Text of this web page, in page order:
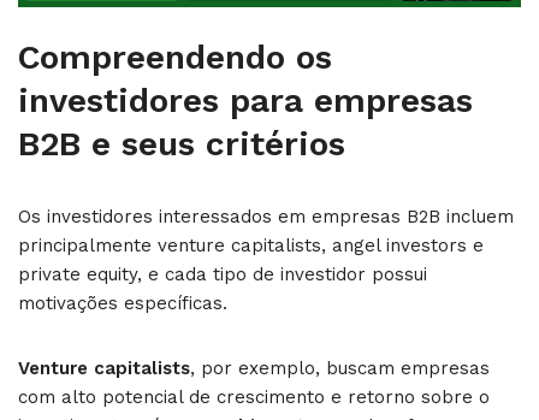
Compreendendo os
investidores para empresas
B2B e seus critérios
Os investidores interessados em empresas B2B incluem
principalmente venture capitalists, angel investors e
private equity, e cada tipo de investidor possui
motivações específicas.
Venture capitalists, por exemplo, buscam empresas
com alto potencial de crescimento e retorno sobre o